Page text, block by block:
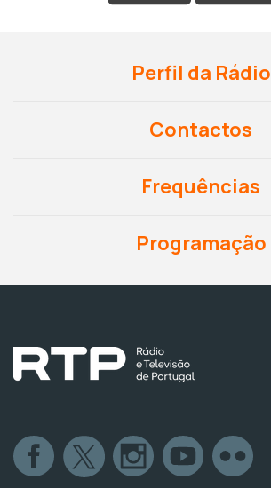
Perfil da Rádio
Contactos
Frequências
Programação